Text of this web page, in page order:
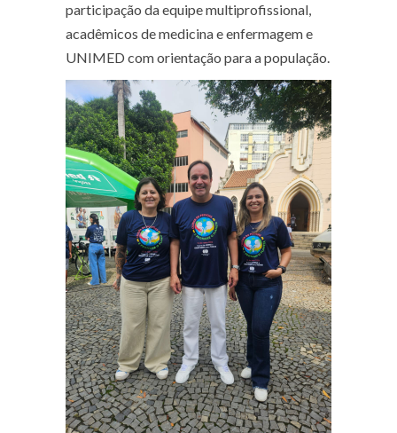
participação da equipe multiprofissional,
acadêmicos de medicina e enfermagem e
UNIMED com orientação para a população.